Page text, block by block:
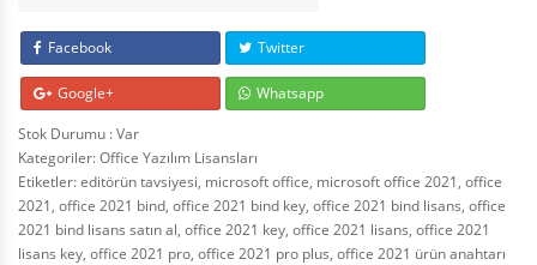
Facebook Twitter
Google+
Whatsapp
Stok Durumu : Var
Kategoriler:Office Yazılım Lisansları
Etiketler:editörün tavsiyesi, microsoft office, microsoft office 2021, office
2021, office 2021 bind, office 2021 bind key, office 2021 bind lisans, office
2021 bind lisans satın al, office 2021 key, office 2021 lisans, office 2021
lisans key, office 2021 pro, office 2021 pro plus, office 2021 ürün anahtarı